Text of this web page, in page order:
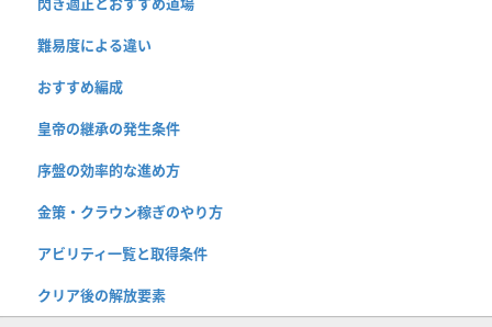
難易度による違い
おすすめ編成
皇帝の継承の発生条件
序盤の効率的な進め方
金策・クラウン稼ぎのやり方
アビリティ一覧と取得条件
クリア後の解放要素